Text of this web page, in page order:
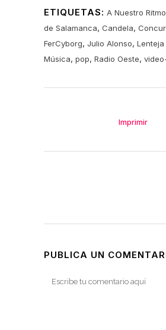
ETIQUETAS: A Nuestro Ritmo
de Salamanca, Candela,
FerCyborg, Julio Alonso, Lenteja
Música, pop, Radio Oeste,
Imprimir
PUBLICA UN